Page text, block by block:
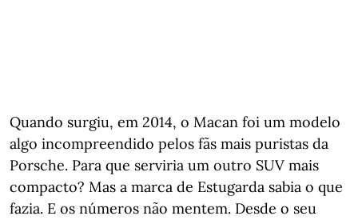
Quando surgiu, em 2014, o Macan foi um modelo
algo incompreendido pelos fãs mais puristas da
Porsche. Para que serviria um outro SUV mais
compacto? Mas a marca de Estugarda sabia o que
fazia. E os números não mentem. Desde o seu